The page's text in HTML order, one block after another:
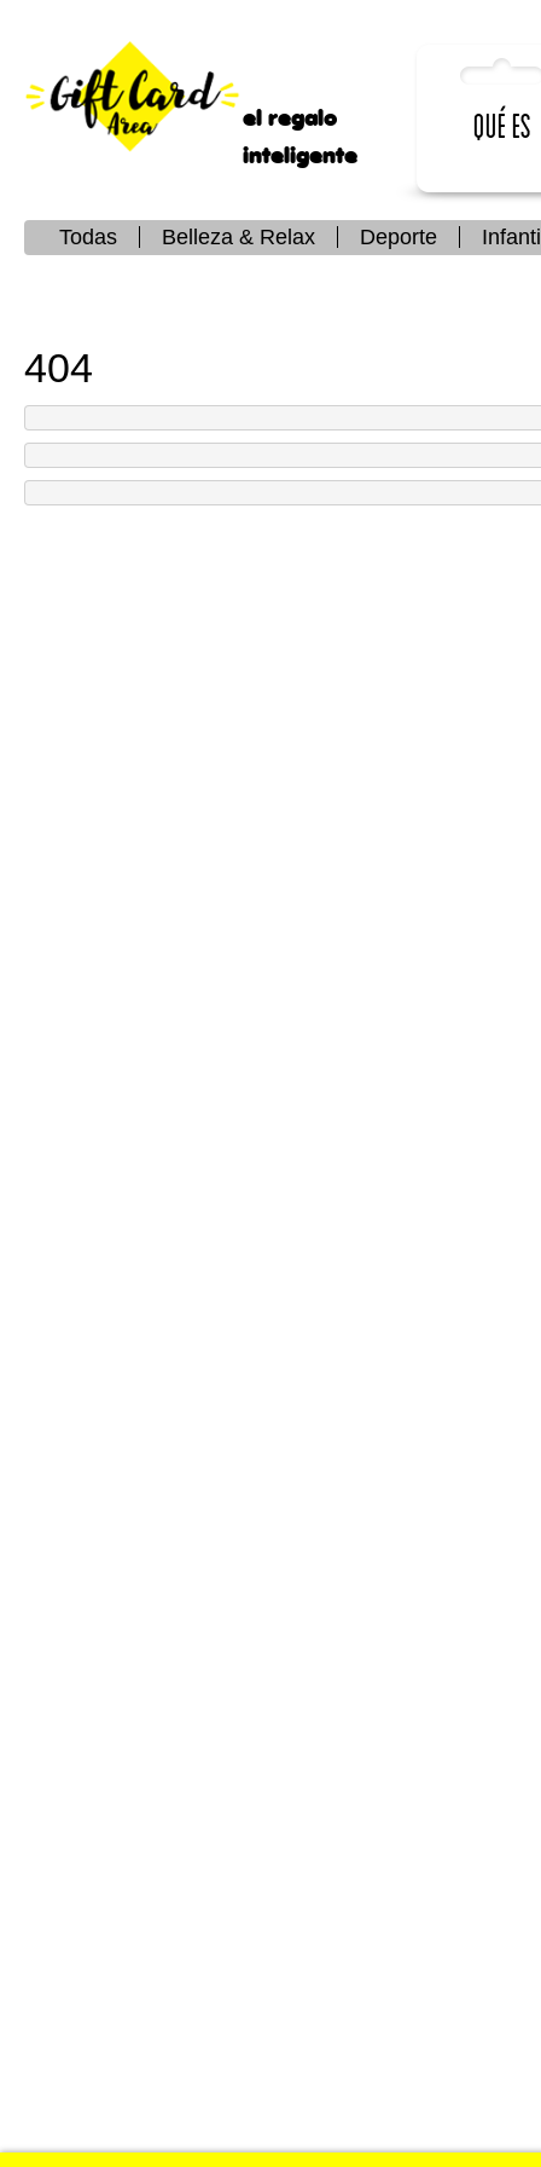
el regalo
inteligente
Qué es
Todas Belleza & Relax Deporte
404